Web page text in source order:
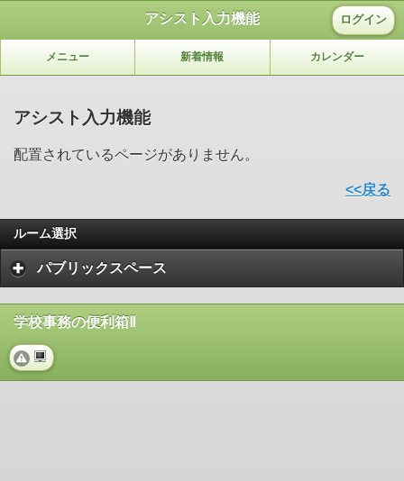
アシスト入力機能 ログイン
メニュー 新着情報 カレンダー
アシスト入力機能
配置されているページがありません。
<<戻る
ルーム選択
パブリックスペース
学校事務の便利箱Ⅱ